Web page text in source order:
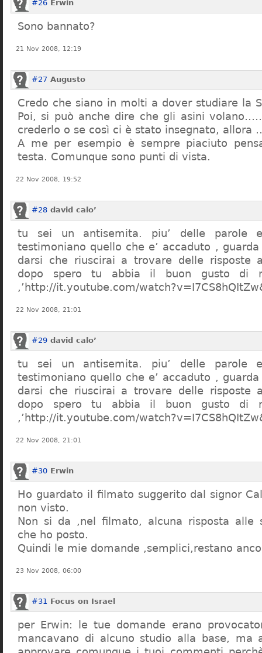
#26 Erwin
Sono bannato?
21 Nov 2008, 12:19
#27 Augusto
Credo che siano in molti a dover studiare la
Poi, si può anche dire che gli asini
crederlo o se così ci è stato insegnato,
A me per esempio è sempre piaciuto
testa. Comunque sono punti di vista.
22 Nov 2008, 19:52
#28 david calo’
tu sei un antisemita. piu’ delle parole
testimoniano quello che e’ accaduto , guarda
darsi che riuscirai a trovare delle risposte
dopo spero tu abbia il buon gusto di
,’http://it.youtube.com/
22 Nov 2008, 21:01
#29 david calo’
tu sei un antisemita. piu’ delle parole
testimoniano quello che e’ accaduto , guarda
darsi che riuscirai a trovare delle risposte
dopo spero tu abbia il buon gusto di
,’http://it.youtube.com/
22 Nov 2008, 21:01
#30 Erwin
Ho guardato il filmato suggerito dal signor
non visto.
Non si da ,nel filmato, alcuna risposta alle
che ho posto.
Quindi le mie domande ,semplici,restano
23 Nov 2008, 06:00
#31 Focus on Israel
per Erwin: le tue domande erano
mancavano di alcuno studio alla base, ma